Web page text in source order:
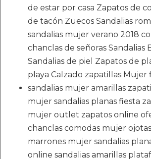
de estar por casa Zapatos de
de tacón Zuecos Sandalias
sandalias mujer verano 2018
chanclas de señoras Sandalias
Sandalias de piel Zapatos de
playa Calzado zapatillas Mujer
sandalias mujer amarillas
mujer sandalias planas fiesta
mujer outlet zapatos online
chanclas comodas mujer
marrones mujer sandalias
online sandalias amarillas